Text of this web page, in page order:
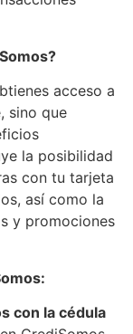
acceso a
sino que
la posibilidad
con tu tarjeta
así como la
y promociones
con la cédula